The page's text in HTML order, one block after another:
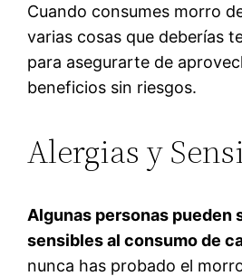
Cuando consumes morro
varias cosas que deberías
para asegurarte de
beneficios sin riesgos.
Alergias y
Algunas personas pueden
sensibles al consumo de
nunca has probado el